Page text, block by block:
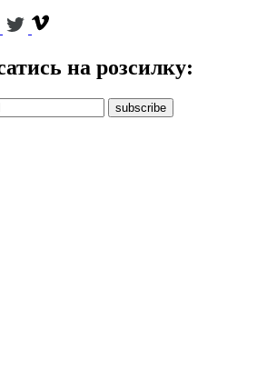
на розсилку:
subscribe